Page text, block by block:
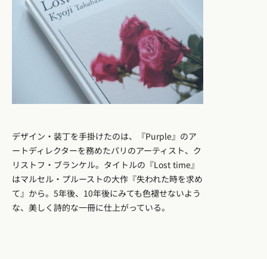
デザイン・装丁を手掛けたのは、『Purple』のア
ートディレクターを務めたパリのアーティスト、ク
リストフ・ブランケル。タイトルの『Lost time』
はマルセル・プルーストの大作『失われた時を求め
て』から。5年後、10年後にみても色褪せないよう
な、美しく詩的な一冊に仕上がっている。